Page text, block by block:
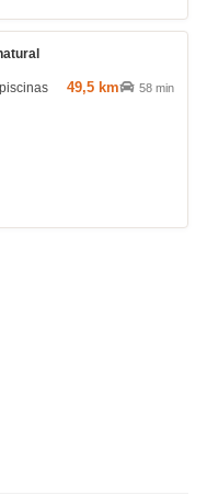
49,5 km 58 min